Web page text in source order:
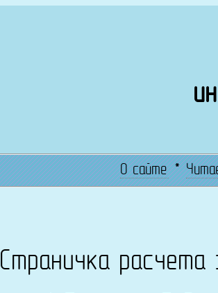
О сайте*
Страничка